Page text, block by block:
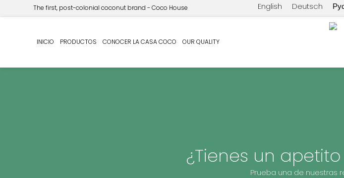
The first, post-colonial coconut brand - Coco House English Deutsch
INICIO PRODUCTOS CONOCER LA CASA COCO OUR QUALITY
¿Tienes un
Prueba una de nuestras